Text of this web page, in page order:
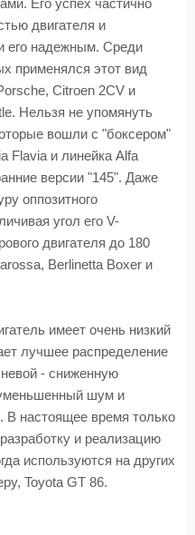
Его успех частично
двигателя и
его надежным. Среди
применялся этот вид
Citroen 2CV и
Нельзя не упомянуть
вошли с "боксером"
Flavia и линейка Alfa
версии "145". Даже
оппозитного
угол его V-
двигателя до 180
Berlinetta Boxer и
имеет очень низкий
лучшее распределение
- сниженную
шум и
В настоящее время только
и реализацию
используются на других
Toyota GT 86.